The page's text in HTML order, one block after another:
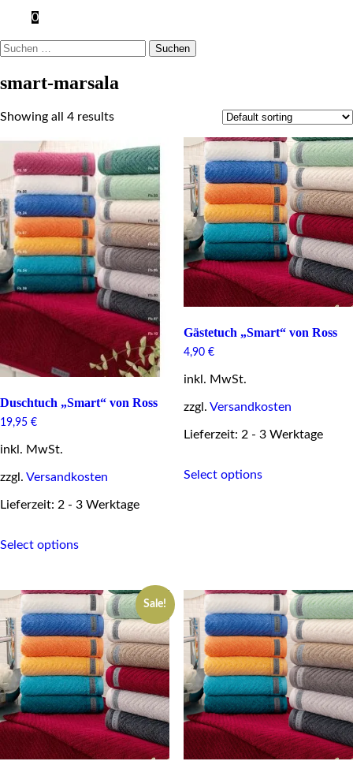
0
Suchen
smart-marsala
Showing all 4 results
Duschtuch „Smart“ von Ross
19,95 €
inkl. MwSt.
zzgl. Versandkosten
Lieferzeit: 2 - 3 Werktage
Select optionsproduct
variants.
The
options
may
be
chosen
on
the
product
page
Gästetuch „Smart“ von Ross
4,90 €
inkl. MwSt.
zzgl. Versandkosten
Lieferzeit: 2 - 3 Werktage
Select optionsproduct
chosen
on
the
product
page
Sale!